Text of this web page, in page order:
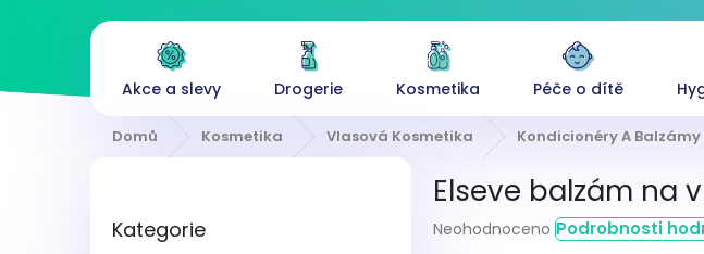
Akce a slevy Drogerie Kosmetika Péče o dítě
Domů Kosmetika Vlasová Kosmetika Kondicionéry A Balzámy
kategorie
Kategorie
Elseve balzám na
Průměrné
Neohodnoceno Podrobnosti